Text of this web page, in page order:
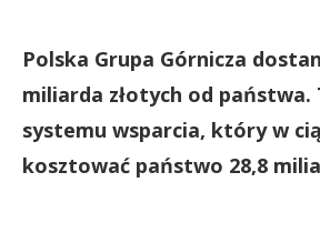
Polska Grupa Górnicza
miliarda złotych od państwa.
systemu wsparcia, który w
kosztować państwo 28,8